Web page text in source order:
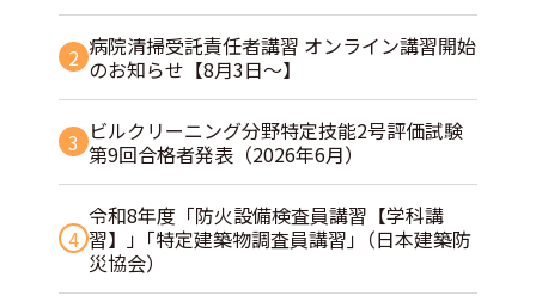
2 病院清掃受託責任者講習 オンライン講習開始
のお知らせ【8月3日～】
3 ビルクリーニング分野特定技能2号評価試験
第9回合格者発表（2026年6月）
4
令和8年度「防火設備検査員講習【学科講
習】」｢特定建築物調査員講習｣（日本建築防
災協会）